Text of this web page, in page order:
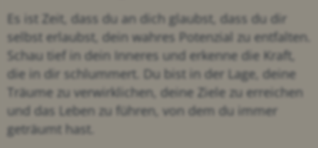
Es ist Zeit, dass du an dich glaubst, dass du dir
selbst erlaubst, dein wahres Potenzial zu entfalten.
Schau tief in dein Inneres und erkenne die Kraft,
die in dir schlummert. Du bist in der Lage, deine
Träume zu verwirklichen, deine Ziele zu erreichen
und das Leben zu führen, von dem du immer
geträumt hast.